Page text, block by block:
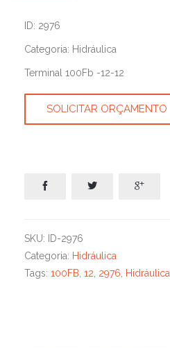
ID: 2976
Categoria: Hidráulica
Terminal 100Fb -12-12
SOLICITAR ORÇAMENTO
  
SKU:
ID-2976
Categoria: Hidráulica
Tags: 100FB 12 2976 Hidráulica